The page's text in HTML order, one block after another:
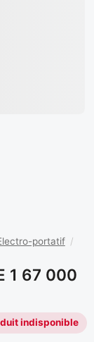
portatif /
1 67 000
indisponible